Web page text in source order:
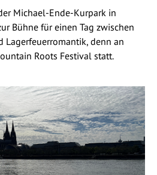
Michael-Ende-Kurpark in
Bühne für einen Tag zwischen
Lagerfeuerromantik, denn an
Roots Festival statt.